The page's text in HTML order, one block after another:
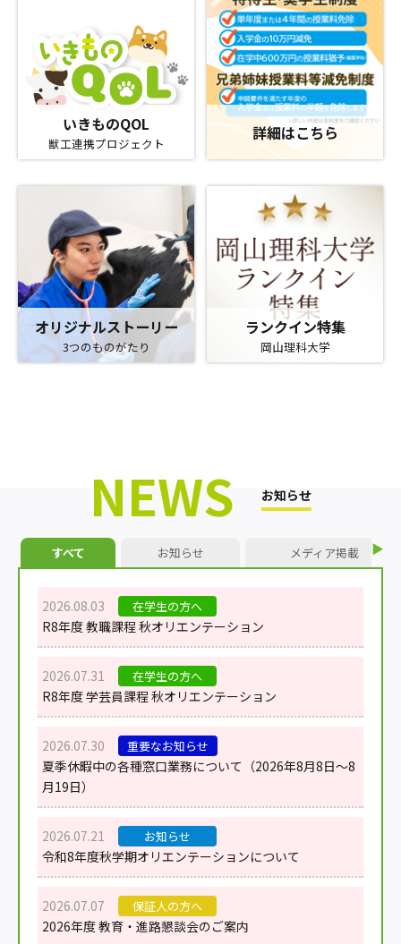
いきものQOL
獣工連携プロジェクト 詳細はこちら
オリジナルストーリー
3つのものがたり
ランクイン特集
岡山理科大学
NEWS お知らせ
すべて お知らせ メディア掲載
2026.08.03 在学生の方へ
R8年度 教職課程 秋オリエンテーション
2026.07.31 在学生の方へ
R8年度 学芸員課程 秋オリエンテーション
2026.07.30 重要なお知らせ
夏季休暇中の各種窓口業務について（2026年8月8日～8
月19日）
2026.07.21 お知らせ
令和8年度秋学期オリエンテーションについて
2026.07.07 保証人の方へ
2026年度 教育・進路懇談会のご案内